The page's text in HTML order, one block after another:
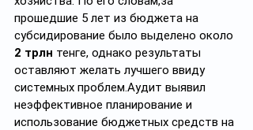
прошедшие 5 лет из бюджета на
субсидирование было выделено около
2 трлн тенге, однако результаты
оставляют желать лучшего ввиду
системных проблем.Аудит выявил
неэффективное планирование и
использование бюджетных средств на